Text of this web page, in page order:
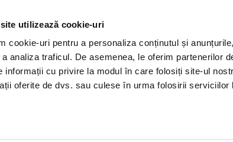
utilizează cookie-uri
cookie-uri pentru a personaliza conținutul și
a analiza traficul. De asemenea, le oferim partenerilor
informații cu privire la modul în care folosiți site-ul
oferite de dvs. sau culese în urma folosirii serviciilor
BIA PROMOTII HR